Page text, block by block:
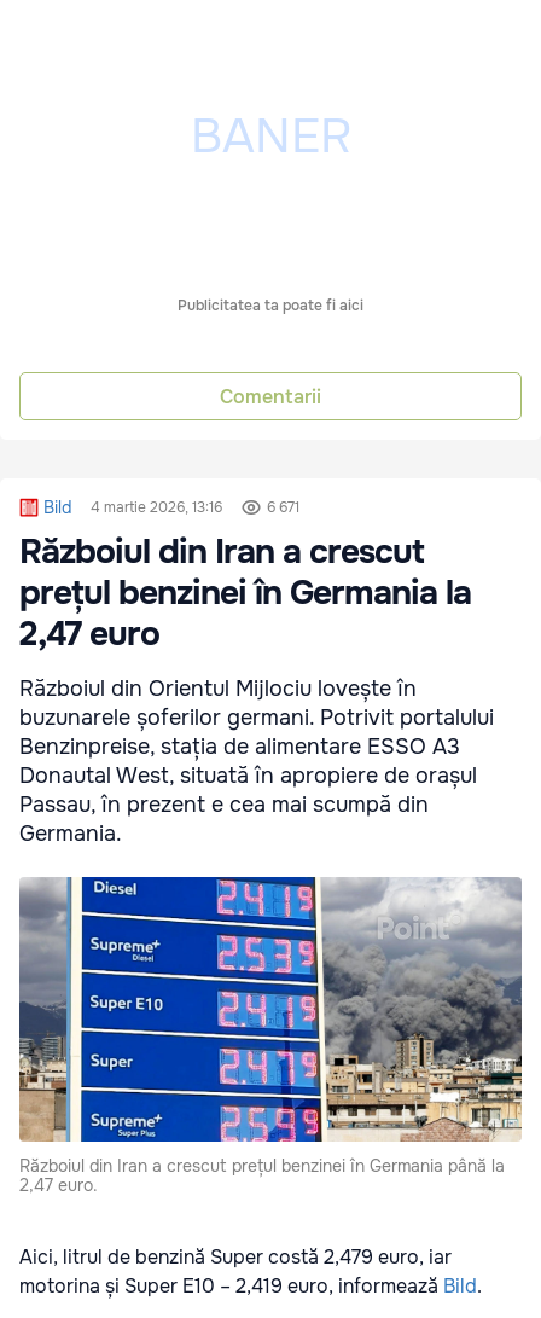
Publicitatea ta poate fi aici
Comentarii
Bild 4 martie 2026, 13:16 6 671
Războiul din Iran a crescut
prețul benzinei în Germania la
2,47 euro
Războiul din Orientul Mijlociu lovește în
buzunarele șoferilor germani. Potrivit portalului
Benzinpreise, stația de alimentare ESSO A3
Donautal West, situată în apropiere de orașul
Passau, în prezent e cea mai scumpă din
Germania.
Războiul din Iran a crescut prețul benzinei în Germania până la
2,47 euro.
Aici, litrul de benzină Super costă 2,479 euro, iar
motorina și Super E10 – 2,419 euro, informează Bild.